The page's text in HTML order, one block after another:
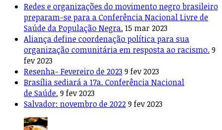
Redes e organizações do movimento negro brasileiro
preparam-se para a Conferência Nacional Livre de
Saúde da População Negra.15 mar 2023
Aliança define coordenação política para sua
organização comunitária em resposta ao racismo.9
fev 2023
Resenha- Fevereiro de 2023 9 fev 2023
Brasília sediará a 17a. Conferência Nacional
de Saúde.9 fev 2023
Salvador: novembro de 20229 fev 2023